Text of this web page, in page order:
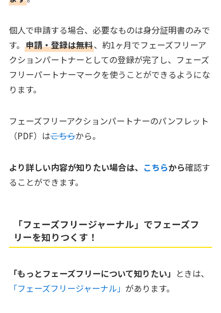
個人で申請する場合、必要なものは身分証明書のみで
す。 申請・登録は無料、約1ヶ月でフェーズフリーア
クションパートナーとしての登録が完了し、フェーズ
フリーパートナーマークを使うことができるようにな
ります。
フェーズフリーアクションパートナーのパンフレット
（PDF）はこちらから。
より詳しい内容が知りたい場合は、 こちらから確認す
ることができます。
「フェーズフリージャーナル」でフェーズフ
リーを知りつくす！
「もっとフェーズフリーについて知りたい」 ときは、
「フェーズフリージャーナル」 があります。